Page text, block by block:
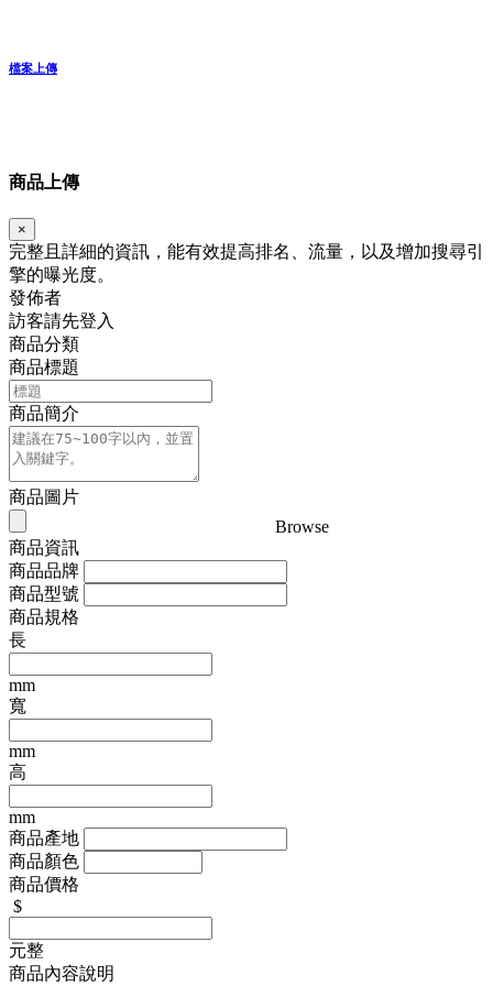
檔案上傳
商品上傳
×
完整且詳細的資訊，能有效提高排名、流量，以及增加搜尋引
擎的曝光度。
發佈者
訪客請先登入
商品分類
商品標題
商品簡介
商品圖片
Browse
商品資訊
商品品牌
商品型號
商品規格
長
mm
寬
mm
高
mm
商品產地
商品顏色
商品價格
$
元整
商品內容說明